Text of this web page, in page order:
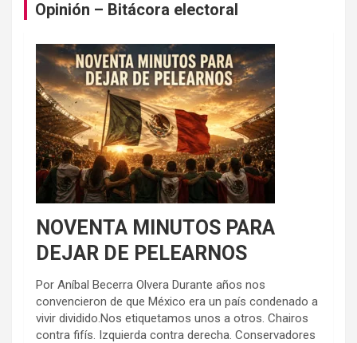
Opinión – Bitácora electoral
NOVENTA MINUTOS PARA
DEJAR DE PELEARNOS
Por Aníbal Becerra Olvera Durante años nos
convencieron de que México era un país condenado a
vivir dividido.Nos etiquetamos unos a otros. Chairos
contra fifís. Izquierda contra derecha. Conservadores